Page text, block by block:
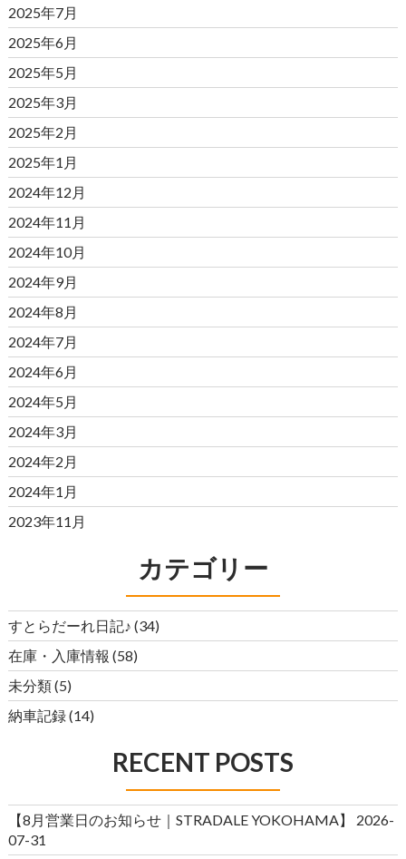
2025年7月
2025年6月
2025年5月
2025年3月
2025年2月
2025年1月
2024年12月
2024年11月
2024年10月
2024年9月
2024年8月
2024年7月
2024年6月
2024年5月
2024年3月
2024年2月
2024年1月
2023年11月
カテゴリー
すとらだーれ日記♪ (34)
在庫・入庫情報 (58)
未分類(5)
納車記録(14)
RECENT POSTS
【8月営業日のお知らせ｜STRADALE YOKOHAMA】
2026-
07-31